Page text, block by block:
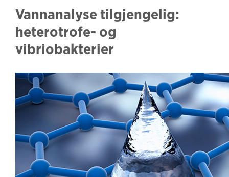
Vannanalyse tilgjengelig:
heterotrofe- og
vibriobakterier